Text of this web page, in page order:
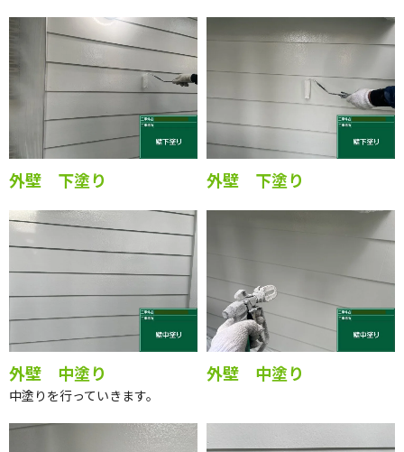
外壁 下塗り 外壁 下塗り
外壁 中塗り
中塗りを行っていきます。
外壁 中塗り